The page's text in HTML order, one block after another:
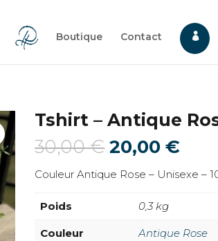
Boutique Contact 
Tshirt – Antique
30,00€ Le
prix
initial
était :
30,00 €.
20,00€
est :
Couleur Antique Rose – Unisexe –
Poids 0,3 kg
Couleur Antique Rose